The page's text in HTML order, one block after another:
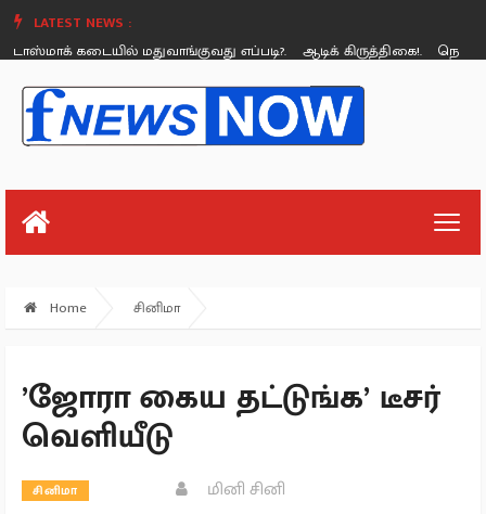
LATEST NEWS :
கடையில் மதுவாங்குவது எப்படி?.
ஆடிக் கிருத்திகை!. நெய்யின்
Thursday, August 26
Home சினிமா
’ஜோரா கைய தட்டுங்க’ டீசர்
வெளியீடு
சினிமா
மினி சினி